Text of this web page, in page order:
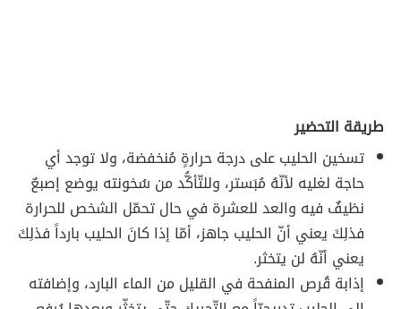
طريقة التحضير
تسخين الحليب على درجة حرارةٍ مُنخفضة، ولا توجد أي
حاجة لغليه لأنّهُ مُبَستر، وللتّأكُّد من سُخونته يوضع إصبعٌ
نظيفٌ فيه والعد للعشرة في حال تحمّل الشخص للحرارة
فذلِكَ يعني أنّ الحليب جاهز، أمّا إذا كانَ الحليب بارداً فذلِكَ
يعني أنّهُ لن يتخثر.
إذابة قُرص المنفحة في القليل من الماء البارد، وإضافته